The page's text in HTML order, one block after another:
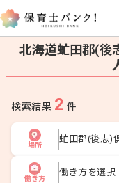
北海道虻田郡(後
検索結果 2 件
場所
虻田郡(後志)
働き方
働き方を選択